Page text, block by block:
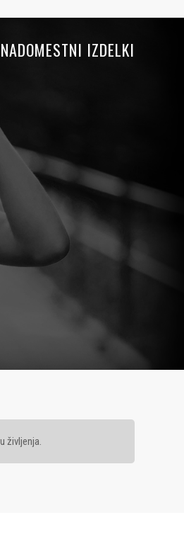
NADOMESTNI IZDELKI
življenja.